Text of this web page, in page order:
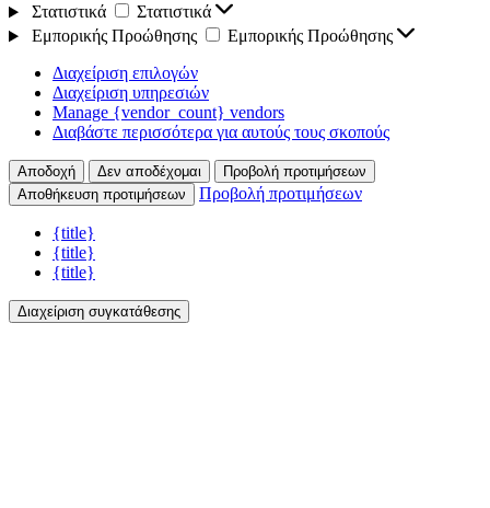
Στατιστικά
Στατιστικά
Εμπορικής Προώθησης
Εμπορικής Προώθησης
Διαχείριση επιλογών
Διαχείριση υπηρεσιών
Manage {vendor_count} vendors
Διαβάστε περισσότερα για αυτούς τους σκοπούς
Αποδοχή Δεν αποδέχομαι
Προβολή προτιμήσεων
Αποθήκευση προτιμήσεων
Προβολή προτιμήσεων
{title}
{title}
{title}
Διαχείριση συγκατάθεσης